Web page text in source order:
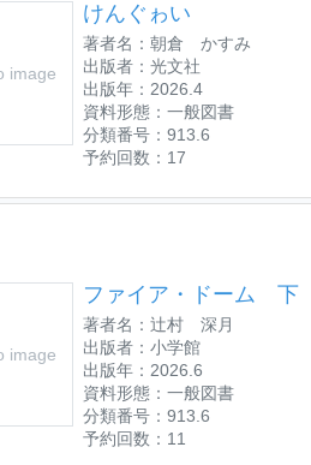
image
けんぐゎい
著者名：朝倉 かすみ
出版者：光文社
出版年：2026.4
資料形態：一般図書
分類番号：913.6
予約回数：17
image
ファイア・ドーム 下
著者名：辻村 深月
出版者：小学館
出版年：2026.6
資料形態：一般図書
分類番号：913.6
予約回数：11